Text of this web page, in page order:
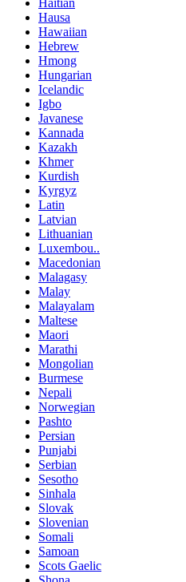
Hausa
Hawaiian
Hebrew
Hmong
Hungarian
Icelandic
Igbo
Javanese
Kannada
Kazakh
Khmer
Kurdish
Kyrgyz
Latin
Latvian
Lithuanian
Luxembou..
Macedonian
Malagasy
Malay
Malayalam
Maltese
Maori
Marathi
Mongolian
Burmese
Nepali
Norwegian
Pashto
Persian
Punjabi
Serbian
Sesotho
Sinhala
Slovak
Slovenian
Somali
Samoan
Scots Gaelic